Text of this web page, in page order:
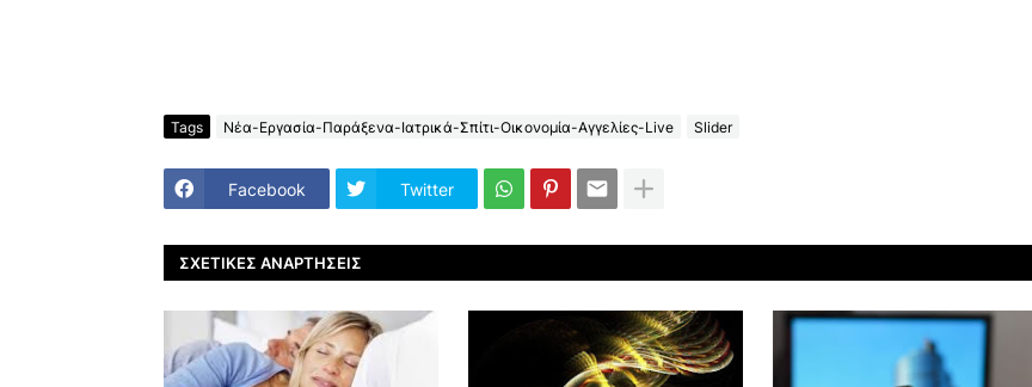
Tags Νέα-Εργασία-Παράξενα-Ιατρικά-Σπίτι-Οικονομία-Αγγελίες-Live Slider
Facebook Twitter
ΣΧΕΤΙΚΈΣ ΑΝΑΡΤΉΣΕΙΣ